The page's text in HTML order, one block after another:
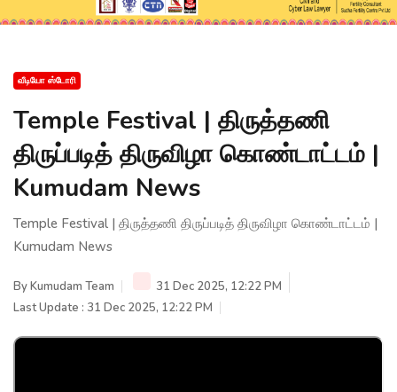
வீடியோ ஸ்டோரி
Temple Festival | திருத்தணி
திருப்படித் திருவிழா கொண்டாட்டம் |
Kumudam News
Temple Festival | திருத்தணி திருப்படித் திருவிழா கொண்டாட்டம் |
Kumudam News
ByKumudam Team
31 Dec 2025, 12:22 PM
Last Update : 31 Dec 2025, 12:22 PM